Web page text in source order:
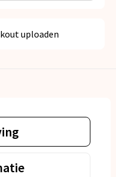
uploaden